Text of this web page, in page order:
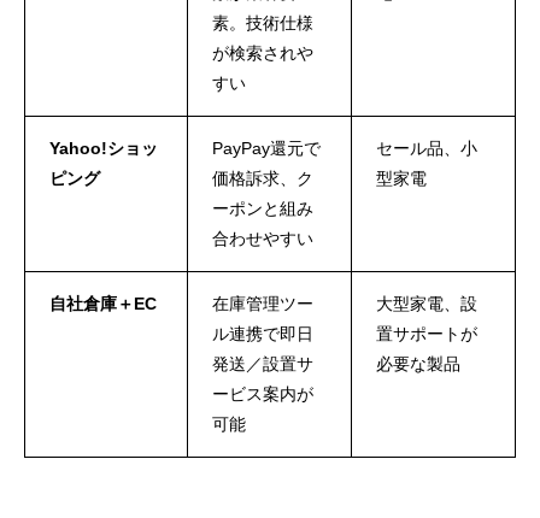
素。技術仕様
が検索されや
すい
Yahoo!ショッ
ピング
PayPay還元で
価格訴求、ク
ーポンと組み
合わせやすい
セール品、小
型家電
自社倉庫＋EC
在庫管理ツー
ル連携で即日
発送／設置サ
ービス案内が
可能
大型家電、設
置サポートが
必要な製品